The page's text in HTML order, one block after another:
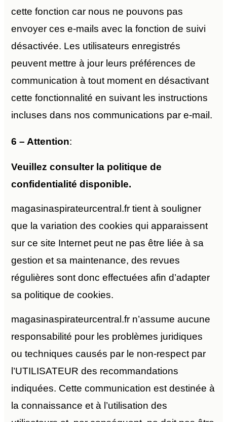
cette fonction car nous ne pouvons pas
envoyer ces e-mails avec la fonction de suivi
désactivée. Les utilisateurs enregistrés
peuvent mettre à jour leurs préférences de
communication à tout moment en désactivant
cette fonctionnalité en suivant les instructions
incluses dans nos communications par e-mail.
6 – Attention:
Veuillez consulter la politique de
confidentialité disponible.
magasinaspirateurcentral.fr tient à souligner
que la variation des cookies qui apparaissent
sur ce site Internet peut ne pas être liée à sa
gestion et sa maintenance, des revues
régulières sont donc effectuées afin d’adapter
sa politique de cookies.
magasinaspirateurcentral.fr n’assume aucune
responsabilité pour les problèmes juridiques
ou techniques causés par le non-respect par
l’UTILISATEUR des recommandations
indiquées. Cette communication est destinée à
la connaissance et à l’utilisation des